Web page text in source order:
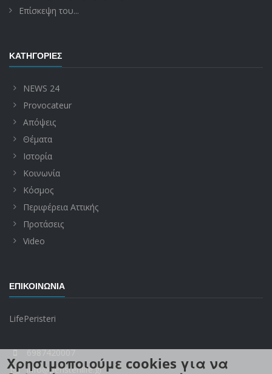
Επίσκεψη του...
ΚΑΤΗΓΟΡΊΕΣ
NEWS 24
Provocateur
Απόψεις
Θέματα
Ιστορία
Κοινωνία
Κόσμος
Περιφέρεια Αττικής
Προτάσεις
Video
ΕΠΙΚΟΙΝΩΝΊΑ
LifePeristeri
6987420007
info@peristerilife.gr
Χρησιμοποιούμε cookies για να